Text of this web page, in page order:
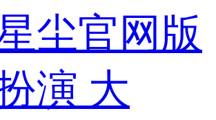
尘官网版
演 大